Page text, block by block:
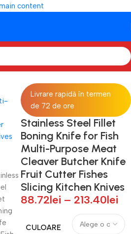
content
DE BUCATARIE
Livrare rapidă în termen
de 72 de ore
Stainless Steel Fillet
Boning Knife for Fish
Multi-Purpose Meat
Cleaver Butcher Knife
Fruit Cutter Fishes
Slicing Kitchen Knives
88.72lei – 213.40lei
CULOARE